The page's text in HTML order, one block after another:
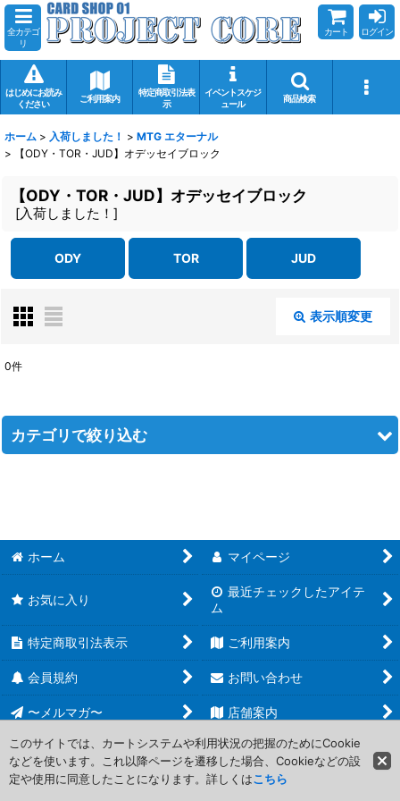
全カテゴ
リ
カート ログイン
はじめにお読み
ください
ご利用案内
特定商取引法表
示
イベントスケジ
ュール
商品検索
ホーム > 入荷しました！ > MTG エターナル
>
【ODY・TOR・JUD】オデッセイブロック
【ODY・TOR・JUD】オデッセイブロック
[入荷しました！ ]
ODY TOR JUD
表示順変更
在庫あり
0件
カテゴリで絞り込む
【ODY・TOR・JUD】オデッセイブロック
【INV・PLS・APC】インベイジョンブロック
【MMQ・NEM・PCY】マスクスブロック
【USG・ULG・UDS】ウルザブロック
【TMP・STH・EXO】テンペストブロック
【MIR・VIS・WTH】ミラージュブロック
ホーム マイページ
お気に入り
最近チェックしたアイテ
ム
特定商取引法表示 ご利用案内
会員規約 お問い合わせ
〜メルマガ〜 店舗案内
Copyright (C) 2006-2017 PROJECT CORE Corporation. All Rights
Reserved.
このサイトでは、カートシステムや利用状況の把握のためにCookie
などを使います。これ以降ページを遷移した場合、Cookieなどの設
定や使用に同意したことになります。詳しくはこちら